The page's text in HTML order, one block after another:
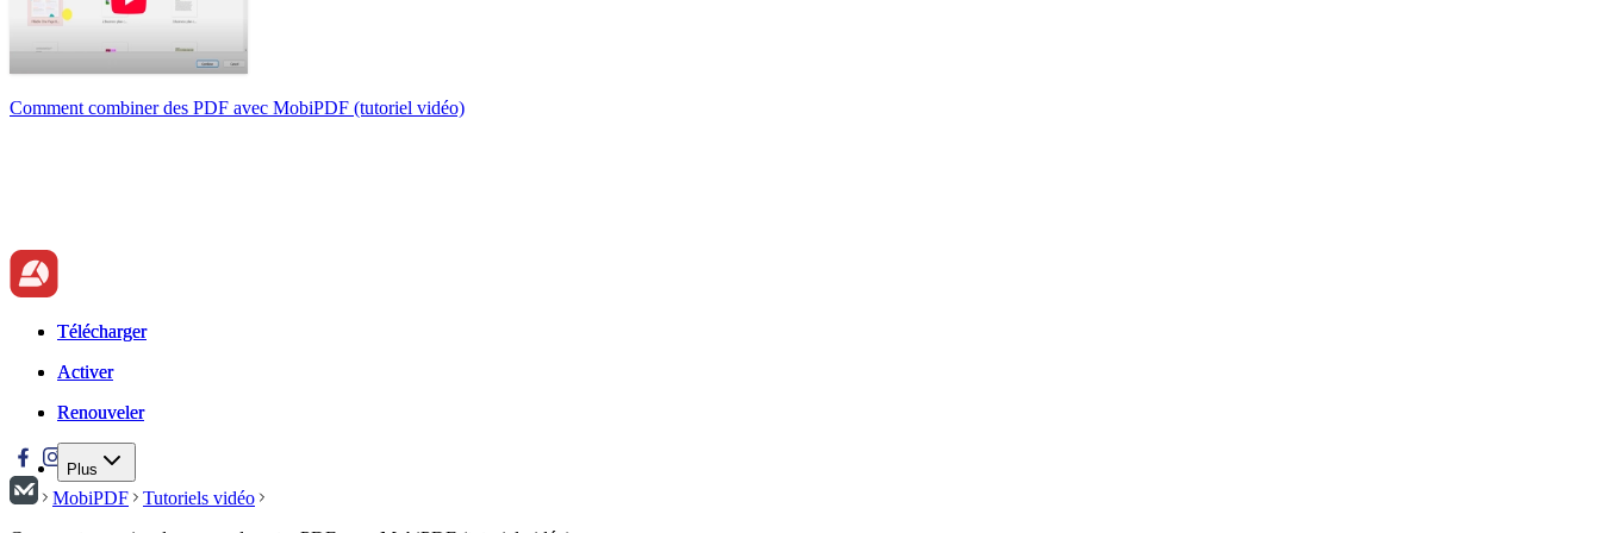
Comment combiner des PDF avec MobiPDF (tutoriel vidéo)
Télécharger
Activer
Renouveler
Plus
Télécharger
Activer
Renouveler
MobiPDF
Tutoriels vidéo